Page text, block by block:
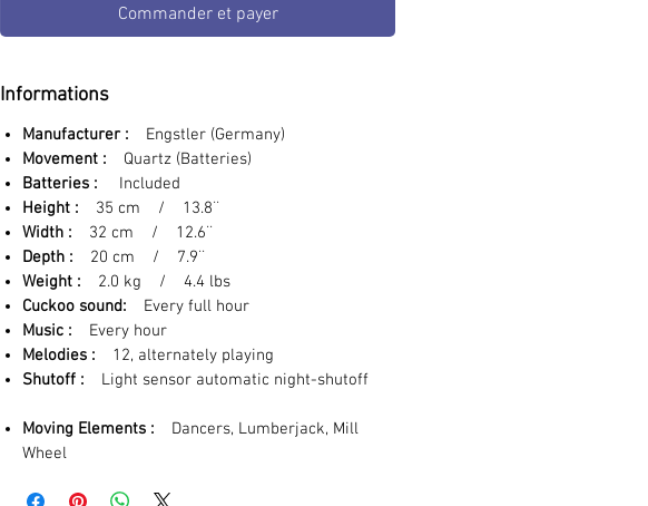
Commander et payer
Informations
Manufacturer : Engstler (Germany)
Movement :
Quartz (Batteries)
Batteries :
Included
Height : 35 cm / 13.8¨
Width :
32 cm / 12.6¨
Depth : 20 cm / 7.9¨
Weight :
2.0 kg / 4.4 lbs
Cuckoo sound: Every full hour
Music : Every hour
Melodies :
12, alternately playing
Shutoff :
Light sensor automatic night-shutoff
Moving Elements :
Dancers, Lumberjack, Mill
Wheel